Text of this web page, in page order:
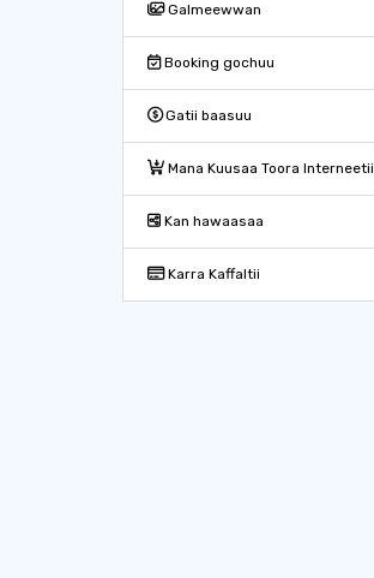
Galmeewwan
Booking gochuu
Gatii baasuu
Mana Kuusaa Toora Interneetii
Kan hawaasaa
Karra Kaffaltii